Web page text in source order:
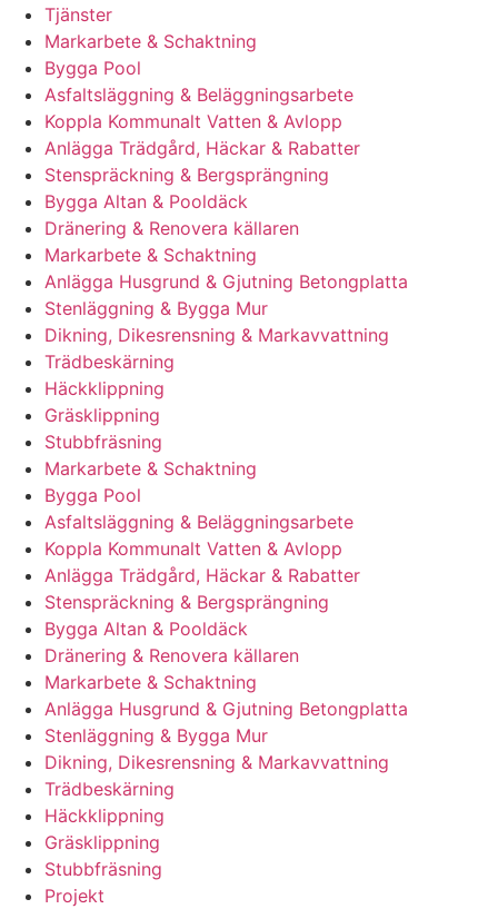
Tjänster
Markarbete & Schaktning
Bygga Pool
Asfaltsläggning & Beläggningsarbete
Koppla Kommunalt Vatten & Avlopp
Anlägga Trädgård, Häckar & Rabatter
Stenspräckning & Bergsprängning
Bygga Altan & Pooldäck
Dränering & Renovera källaren
Markarbete & Schaktning
Anlägga Husgrund & Gjutning Betongplatta
Stenläggning & Bygga Mur
Dikning, Dikesrensning & Markavvattning
Trädbeskärning
Häckklippning
Gräsklippning
Stubbfräsning
Markarbete & Schaktning
Bygga Pool
Asfaltsläggning & Beläggningsarbete
Koppla Kommunalt Vatten & Avlopp
Anlägga Trädgård, Häckar & Rabatter
Stenspräckning & Bergsprängning
Bygga Altan & Pooldäck
Dränering & Renovera källaren
Markarbete & Schaktning
Anlägga Husgrund & Gjutning Betongplatta
Stenläggning & Bygga Mur
Dikning, Dikesrensning & Markavvattning
Trädbeskärning
Häckklippning
Gräsklippning
Stubbfräsning
Projekt